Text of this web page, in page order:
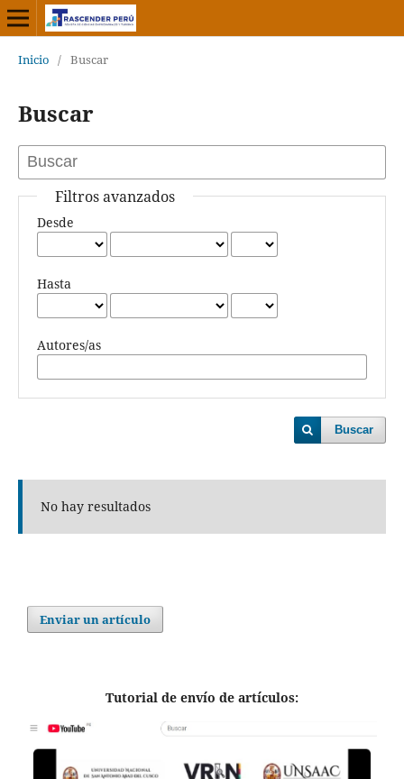
Inicio / Buscar
Buscar
Filtros avanzados
Desde
Hasta
Autores/as
Buscar
No hay resultados
Enviar un artículo
Tutorial de envío de artículos: